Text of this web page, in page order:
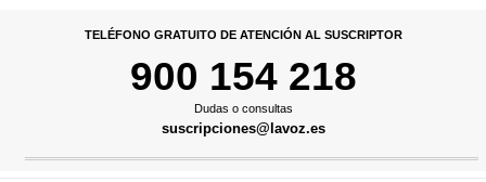
TELÉFONO GRATUITO DE ATENCIÓN AL SUSCRIPTOR
900 154 218
Dudas o consultas
suscripciones@lavoz.es